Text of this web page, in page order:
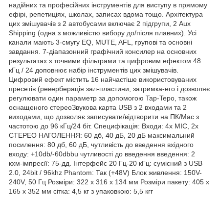
надійних та професійних інструментів для виступу в прямому
ефірі, репетиціях, школах, записах вдома тощо. Архітектура
цих змішувачів з 2 автобусами включає 2 підгрупи, 2 Aux
Shipping (одна з можливістю вибору до/після плавних). Усі
канали мають 3-смугу EQ, MUTE, AFL, групові та основні
завдання. 7-діапазонний графічний консилер на основних
результатах з точними фільтрами та цифровим ефектом 48
кГц / 24 доповнює набір інструментів цих змішувачів.
Цифровий ефект містить 16 найчастіше використовуваних
пресетів (реверберація зал-пластини, затримка-его і дозволяє
регулювати один параметр за допомогою Tap-Tepo, також
оснащеного стереоЗвукова карта USB з 2 входами та 2
виходами, що дозволяє записувати/відтворити на ПК/Mac з
частотою до 96 кГц/24 біт. Специфікація: Входи: 4x MIC, 2x
СТЕРЕО НАГОЛЕННЯ: 60 дб, 40 дБ, 20 дБ максимальний
посилення: 80 дб, 60 дБ, чутливість до введення вхідного
входу: +10db/-60dbbu чутливості до введення введення: 2
кхм-імпресії: 75-дд. Інтерфейс 20 Гц-20 кГц: сумісний з USB
2.0, 24bit / 96khz Phantom: Так (+48V) Блок живлення: 150V-
240V, 50 Гц Розміри: 322 x 316 x 134 мм Розміри пакету: 405 x
165 x 352 мм сітка: 4,5 кг з упаковкою: 5,5 кгг